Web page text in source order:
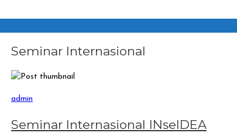
Seminar Internasional
admin
Seminar Internasional INselDEA